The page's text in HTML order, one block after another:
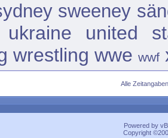
sweeney
ukraine
united
wrestling wwe wwf
Alle
Powered by
Copyright